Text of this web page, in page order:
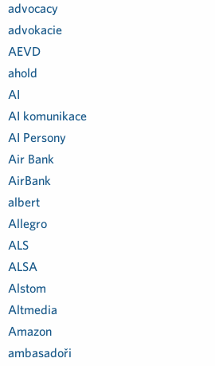
advocacy
advokacie
AEVD
ahold
AI
AI komunikace
AI Persony
Air Bank
AirBank
albert
Allegro
ALS
ALSA
Alstom
Altmedia
Amazon
ambasadoři